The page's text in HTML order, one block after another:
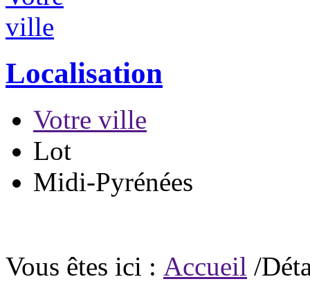
Localisation
Votre ville
Lot
Midi-Pyrénées
Vous êtes ici : Accueil /